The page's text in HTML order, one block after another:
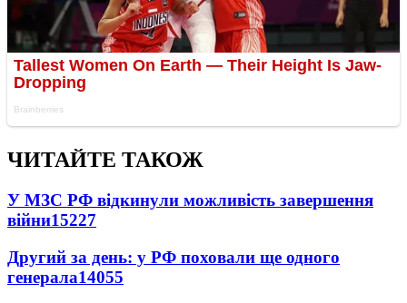
ЧИТАЙТЕ ТАКОЖ
У МЗС РФ відкинули можливість завершення
війни15227
Другий за день: у РФ поховали ще одного
генерала14055